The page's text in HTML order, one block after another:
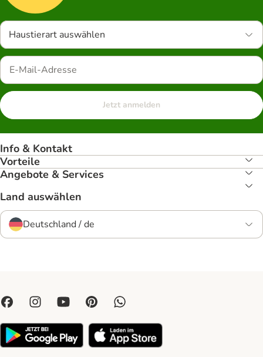
Haustierart auswählen
Jetzt anmelden
Info & Kontakt
Vorteile
Angebote & Services
Land auswählen
Deutschland / de